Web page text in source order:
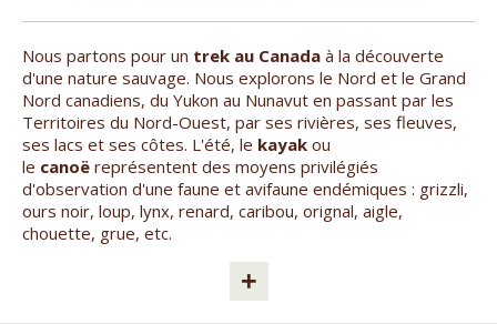
Nous partons pour un trek au Canada à la découverte
d'une nature sauvage. Nous explorons le Nord et le Grand
Nord canadiens, du Yukon au Nunavut en passant par les
Territoires du Nord-Ouest, par ses rivières, ses fleuves,
ses lacs et ses côtes. L'été, le kayak ou
le canoë représentent des moyens privilégiés
d'observation d'une faune et avifaune endémiques : grizzli,
ours noir, loup, lynx, renard, caribou, orignal, aigle,
chouette, grue, etc.
+